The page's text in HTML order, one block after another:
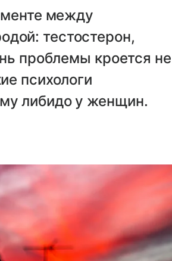
между
тестостерон,
проблемы кроется не
психологи
либидо у женщин.